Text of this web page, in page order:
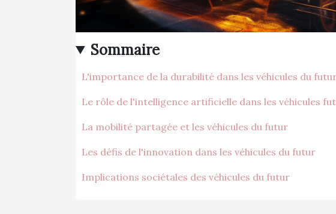
Sommaire
L'importance de la durabilité dans les véhicules du
Le rôle de l'intelligence artificielle dans les véhicules
La mobilité partagée et les véhicules du futur
Les défis de l'innovation dans les véhicules du futur
Implications sociétales des véhicules du futur